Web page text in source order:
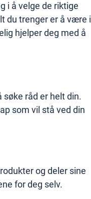
i å velge de riktige
du trenger er å være i
hjelper deg med å
råd er helt din.
som vil stå ved din
og deler sine
for deg selv.